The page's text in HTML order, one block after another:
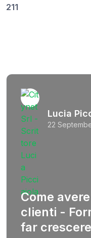
211
Lucia
22
Come
clienti -
far